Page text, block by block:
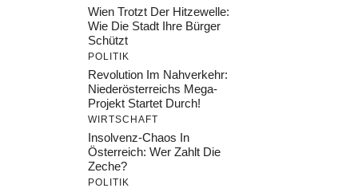
Wien Trotzt Der Hitzewelle:
Wie Die Stadt Ihre Bürger
Schützt
POLITIK
Revolution Im Nahverkehr:
Niederösterreichs Mega-
Projekt Startet Durch!
WIRTSCHAFT
Insolvenz-Chaos In
Österreich: Wer Zahlt Die
Zeche?
POLITIK